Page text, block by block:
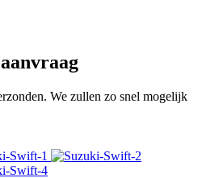
We zullen zo snel mogelijk